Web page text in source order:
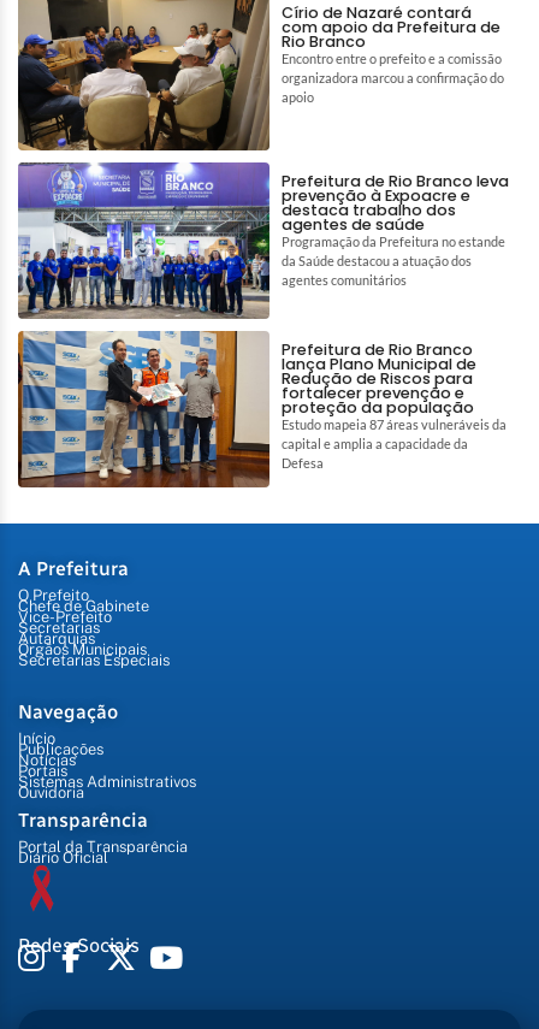
Círio de Nazaré contará
com apoio da Prefeitura de
Rio Branco
Encontro entre o prefeito e a comissão
organizadora marcou a confirmação do
apoio
Prefeitura de Rio Branco leva
prevenção à Expoacre e
destaca trabalho dos
agentes de saúde
Programação da Prefeitura no estande
da Saúde destacou a atuação dos
agentes comunitários
Prefeitura de Rio Branco
lança Plano Municipal de
Redução de Riscos para
fortalecer prevenção e
proteção da população
Estudo mapeia 87 áreas vulneráveis da
capital e amplia a capacidade da
Defesa
A Prefeitura
O Prefeito
Chefe de Gabinete
Vice-Prefeito
Secretarias
Autarquias
Órgãos Municipais
Secretarias Especiais
Navegação
Início
Publicações
Notícias
Portais
Sistemas Administrativos
Ouvidoria
Transparência
Portal da Transparência
Diário Oficial
Redes Sociais